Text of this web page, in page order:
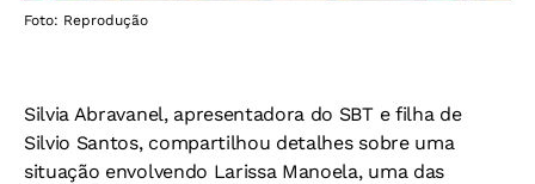
Foto: Reprodução
Silvia Abravanel, apresentadora do SBT e filha de
Silvio Santos, compartilhou detalhes sobre uma
situação envolvendo Larissa Manoela, uma das